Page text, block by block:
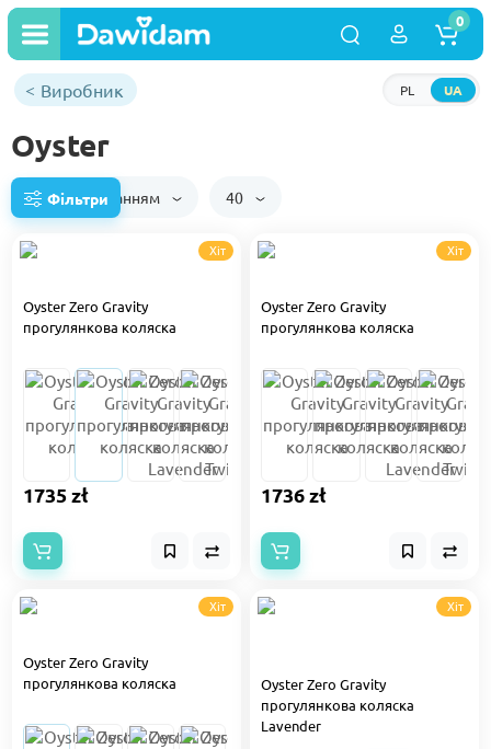
PL UA
0
Виробник
Oyster
Фільтри
За замовчуванням 40
Хіт
Oyster Zero Gravity
прогулянкова коляска
1735 zł
Хіт
Oyster Zero Gravity
прогулянкова коляска
1736 zł
Хіт
Oyster Zero Gravity
прогулянкова коляска
Хіт
Oyster Zero Gravity
прогулянкова коляска
Lavender